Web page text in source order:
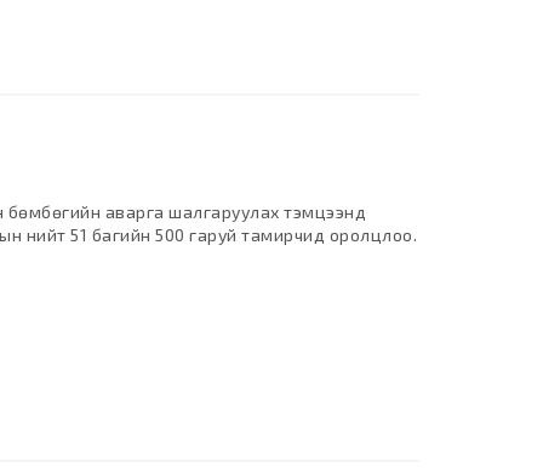
бөмбөгийн аварга шалгаруулах тэмцээнд
нийт 51 багийн 500 гаруй тамирчид оролцлоо.